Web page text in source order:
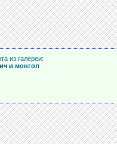
из галереи:
и монгол